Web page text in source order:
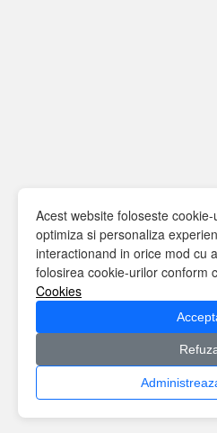
Acest website foloseste
optimiza si personaliza
interactionand in orice mod cu
folosirea cookie-urilor conform
Cookies